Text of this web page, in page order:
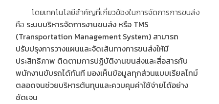
โดยเทคโนโลยีสำคัญที่เกี่ยวข้องในการจัดการการขนส่ง
คือ ระบบบริหารจัดการงานขนส่ง หรือ TMS
(Transportation Management System) สามารถ
ปรับปรุงการวางแผนและจัดเส้นทางการขนส่งให้มี
ประสิทธิภาพ ติดตามการปฏิบัติงานขนส่งและสื่อสารกับ
พนักงานขับรถได้ทันที มองเห็นข้อมูลทุกส่วนแบบเรียลไทม์
ตลอดจนช่วยบริหารต้นทุนและควบคุมค่าใช้จ่ายได้อย่าง
ชัดเจน